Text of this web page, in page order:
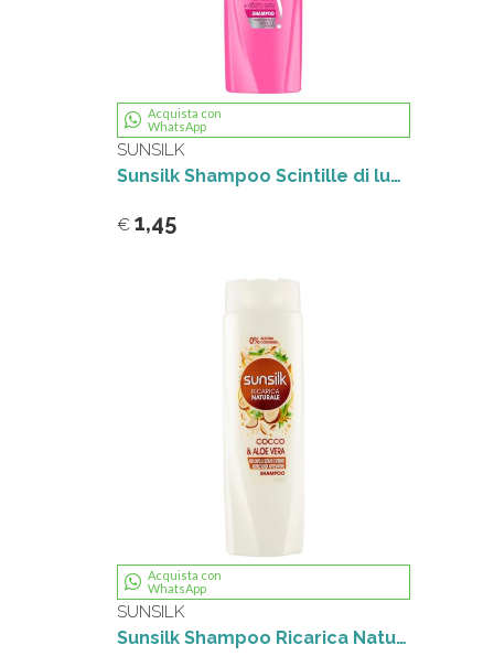
Acquista con
WhatsApp
SUNSILK
Sunsilk Shampoo Scintille di luce + Effetto Seta 250 mL
€ 1,45
Acquista con
WhatsApp
SUNSILK
Sunsilk Shampoo Ricarica Naturale Cocco & Aloe Vera 250 mL